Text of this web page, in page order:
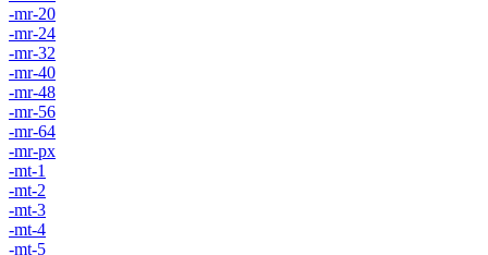
-mr-20
-mr-24
-mr-32
-mr-40
-mr-48
-mr-56
-mr-64
-mr-px
-mt-1
-mt-2
-mt-3
-mt-4
-mt-5